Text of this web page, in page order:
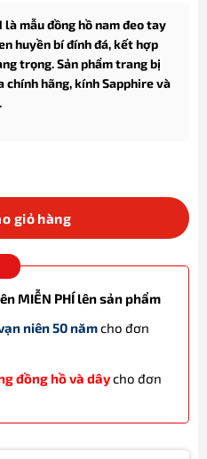
mẫu đồng hồ nam đeo tay
huyền bí đính đá, kết hợp
trọng. Sản phẩm trang bị
hãng, kính Sapphire và
giỏ hàng
MIỄN PHÍ lên sản phẩm
niên 50 nămcho đơn
đồng hồ và dâycho đơn